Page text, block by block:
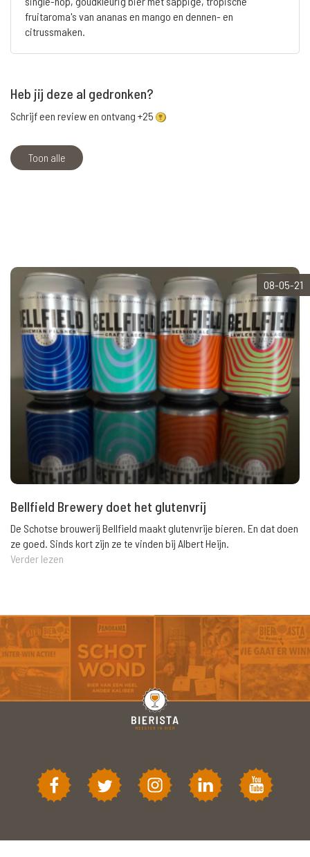
fruitaroma's van ananas en mango en dennen- en
citrussmaken.
Heb jij deze al gedronken?
Schrijf een review en ontvang +25
Toon alle
08-05-21
Bellfield Brewery doet het glutenvrij
De Schotse brouwerij Bellfield maakt glutenvrije bieren. En dat doen
ze goed. Sinds kort zijn ze te vinden bij Albert Heijn.
Verder lezen